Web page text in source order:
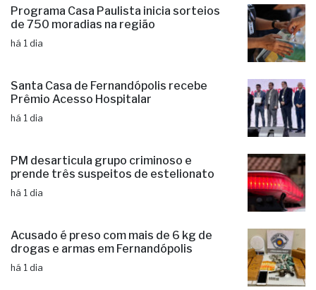
Programa Casa Paulista inicia sorteios
de 750 moradias na região
há 1 dia
Santa Casa de Fernandópolis recebe
Prêmio Acesso Hospitalar
há 1 dia
PM desarticula grupo criminoso e
prende três suspeitos de estelionato
há 1 dia
Acusado é preso com mais de 6 kg de
drogas e armas em Fernandópolis
há 1 dia